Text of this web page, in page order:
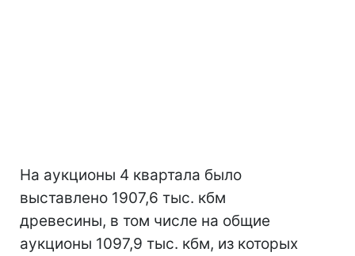
На аукционы 4 квартала было
выставлено 1907,6 тыс. кбм
древесины, в том числе на общие
аукционы 1097,9 тыс. кбм, из которых